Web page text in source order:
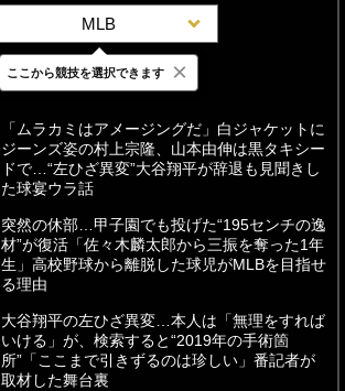
MLB
最新 24時間 週間
「ムラカミはアメージングだ」白ジャケットに
ジーンズ姿の村上宗隆、山本由伸は黒タキシー
ドで…“左ひざ異変”大谷翔平が辞退も見聞きし
た球宴ウラ話
突然の休部…甲子園でも投げた“195センチの逸
材”が復活「佐々木麟太郎から三振を奪った1年
生」高校野球から離脱した球児がMLBを目指せ
る理由
大谷翔平の左ひざ異変…本人は「無理をすれば
いける」が、検索すると“2019年の手術箇
所”「ここまで引きずるのは珍しい」番記者が
取材した舞台裏
ここから競技を選択できます ×